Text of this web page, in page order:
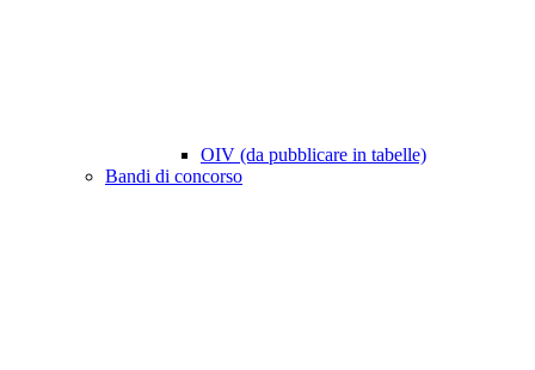
OIV (da pubblicare in tabelle)
Bandi di concorso